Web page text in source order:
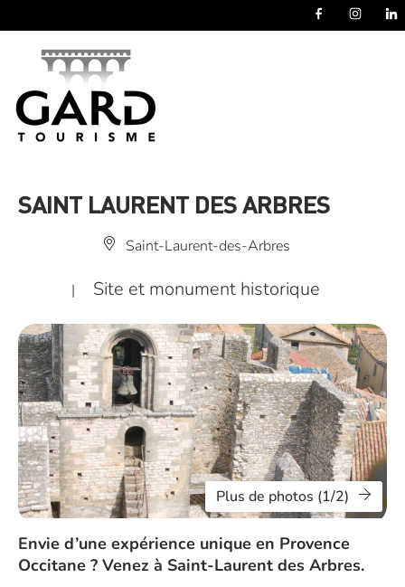
SAINT LAURENT DES ARBRES
Saint-Laurent-des-Arbres
| Site et monument historique
Plus de photos (1/2)
Envie d’une expérience unique en Provence
Occitane ? Venez à Saint-Laurent des Arbres.